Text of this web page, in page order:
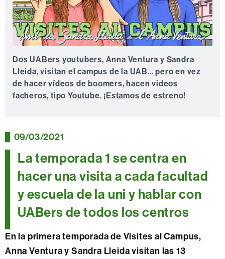
Dos UABers youtubers, Anna Ventura y Sandra
Lleida, visitan el campus de la UAB... pero en vez
de hacer vídeos de boomers, hacen videos
facheros, tipo Youtube. ¡Estamos de estreno!
09/03/2021
La temporada 1 se centra en
hacer una visita a cada facultad
y escuela de la uni y hablar con
UABers de todos los centros
En la primera temporada de Visites al Campus,
Anna Ventura y Sandra Lleida visitan las 13